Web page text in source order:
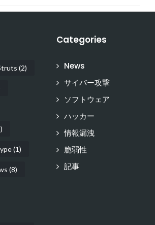
(2)
(1)
(8)
Categories
News
サイバー攻撃
ソフトウェア
ハッカー
情報漏洩
脆弱性
記事